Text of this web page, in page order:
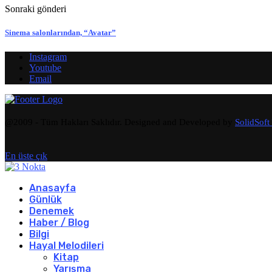
Sonraki gönderi
Sinema salonlarından, “Avatar”
Instagram
Youtube
Email
SolidSoft
En üste çık
Anasayfa
Günlük
Denemek
Haber / Blog
Bilgi
Hayal Melodileri
Kitap
Yarışma